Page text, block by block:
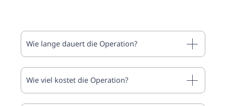
Wie lange dauert die Operation?
Wie viel kostet die Operation?